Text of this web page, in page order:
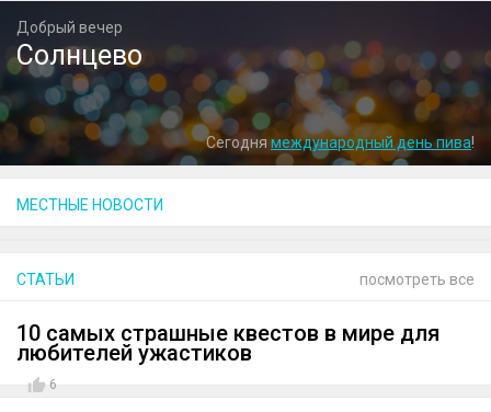
Добрый вечер
Солнцево
Сегоднямеждународный день пива!
МЕСТНЫЕ НОВОСТИ
СТАТЬИ посмотреть все
10 самых страшные квестов в мире для
любителей ужастиков
6